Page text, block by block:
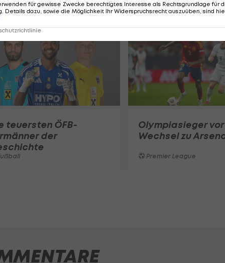
teuersten ÖFB-
der
Olympiasieger vor
Wechsel zu
Premier League
für gewisse Zwecke berechtigtes Interesse als Rechtsgrundlage für
Details dazu, sowie die Möglichkeit Ihr Widerspruchsrecht auszuüben, sind